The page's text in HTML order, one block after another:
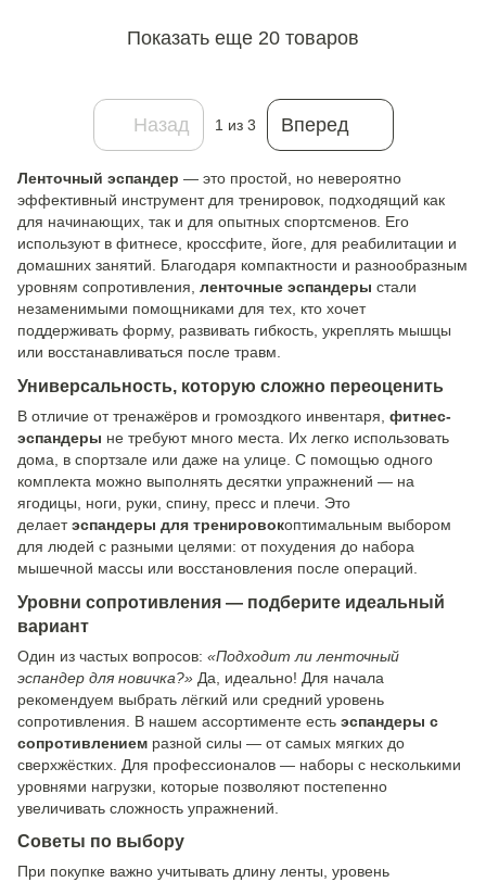
Показать еще 20 товаров
Назад 1 из 3 Вперед
Ленточный эспандер — это простой, но невероятно
эффективный инструмент для тренировок, подходящий как
для начинающих, так и для опытных спортсменов. Его
используют в фитнесе, кроссфите, йоге, для реабилитации и
домашних занятий. Благодаря компактности и разнообразным
уровням сопротивления, ленточные эспандеры стали
незаменимыми помощниками для тех, кто хочет
поддерживать форму, развивать гибкость, укреплять мышцы
или восстанавливаться после травм.
Универсальность, которую сложно переоценить
В отличие от тренажёров и громоздкого инвентаря, фитнес-
эспандеры не требуют много места. Их легко использовать
дома, в спортзале или даже на улице. С помощью одного
комплекта можно выполнять десятки упражнений — на
ягодицы, ноги, руки, спину, пресс и плечи. Это
делаетэспандеры для тренировокоптимальным выбором
для людей с разными целями: от похудения до набора
мышечной массы или восстановления после операций.
Уровни сопротивления — подберите идеальный
вариант
Один из частых вопросов: «Подходит ли ленточный
эспандер для новичка?» Да, идеально! Для начала
рекомендуем выбрать лёгкий или средний уровень
сопротивления. В нашем ассортименте есть эспандеры с
сопротивлением разной силы — от самых мягких до
сверхжёстких. Для профессионалов — наборы с несколькими
уровнями нагрузки, которые позволяют постепенно
увеличивать сложность упражнений.
Советы по выбору
При покупке важно учитывать длину ленты, уровень